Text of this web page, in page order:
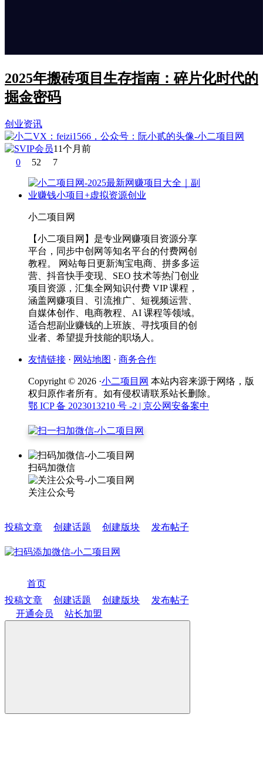
2025年搬砖项目生存指南：碎片化时代的
掘金密码
创业资讯
11个月前
0
52 7
小二项目网
【小二项目网】是专业网赚项目资源分享
平台，同步中创网等知名平台的付费网创
教程。 网站每日更新淘宝电商、拼多多运
营、抖音快手变现、SEO 技术等热门创业
项目资源，汇集全网知识付费 VIP 课程，
涵盖网赚项目、引流推广、短视频运营、
自媒体创作、电商教程、AI 课程等领域。
适合想副业赚钱的上班族、寻找项目的创
业者、希望提升技能的职场人。
友情链接 · 网站地图 · 商务合作
Copyright © 2026 ·小二项目网 本站内容来源于网络，版
权归原作者所有。如有侵权请联系站长删除。
鄂 ICP 备 2023013210 号 -2 | 京公网安备案中
扫码加微信
关注公众号
投稿文章 创建话题 创建版块 发布帖子
首页
投稿文章
创建话题 创建版块
发布帖子
开通会员
站长加盟